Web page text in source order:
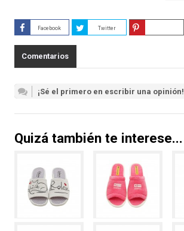
Facebook Twitter
Comentarios
¡Sé el primero en escribir una opinión!
Quizá también te interese...